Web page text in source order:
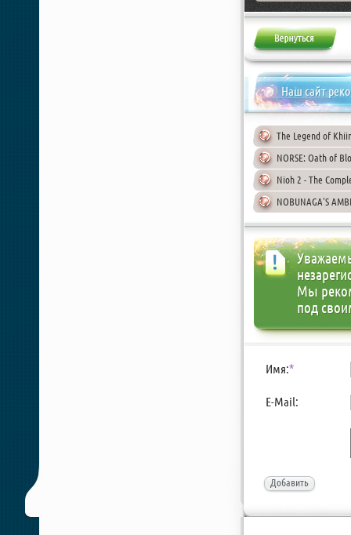
Наш сайт
The Legend of
NORSE: Oath of
Nioh 2 - The
NOBUNAGA'S
Мы
под
Имя:*
E-Mail:
Добавить